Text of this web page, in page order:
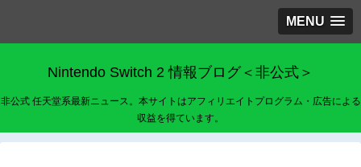
MENU
Nintendo Switch 2 情報ブログ＜非公式＞
非公式 任天堂系最新ニュース。本サイトはアフィリエイトプログラム・広告による
収益を得ています。